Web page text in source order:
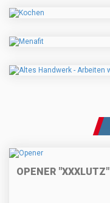
OPENER "XXXLUTZ"